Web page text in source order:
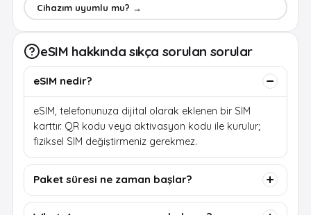
Cihazım uyumlu mu? →
eSIM hakkında sıkça sorulan sorular
eSIM nedir?
eSIM, telefonunuza dijital olarak eklenen bir SIM
karttır. QR kodu veya aktivasyon kodu ile kurulur;
fiziksel SIM değiştirmeniz gerekmez.
Paket süresi ne zaman başlar?